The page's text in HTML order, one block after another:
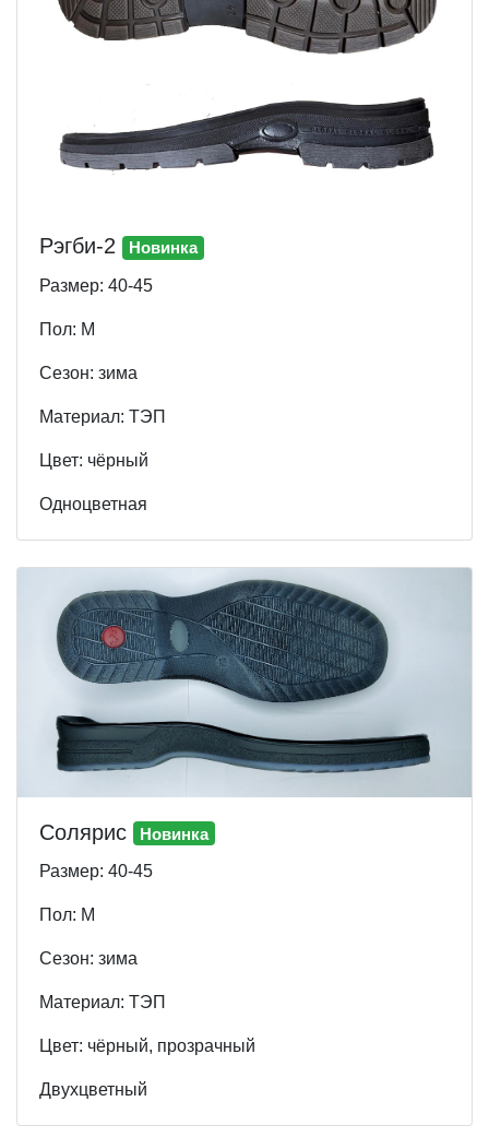
Рэгби-2 Новинка
Размер: 40-45
Пол: М
Cезон: зима
Материал: ТЭП
Цвет: чёрный
Одноцветная
Солярис Новинка
Размер: 40-45
Пол: М
Cезон: зима
Материал: ТЭП
Цвет: чёрный, прозрачный
Двухцветный